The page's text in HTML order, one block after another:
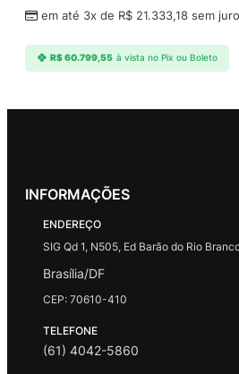
em até 3x de R$ 21.333,18 sem
R$60.799,55 à vista no Pix ou Boleto
INFORMAÇÕES
ENDEREÇO
SIG Qd 1, N505, Ed Barão do Rio
Brasília/DF
CEP: 70610-410
TELEFONE
(61) 4042-5860